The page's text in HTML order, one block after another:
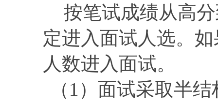
按笔试成绩从高
定进入面试人选。
人数进入面试。
（ 1）面试采取半